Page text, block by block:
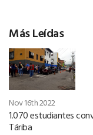
Más Leídas
Nov 16th 2022
1.070 estudiantes
Táriba